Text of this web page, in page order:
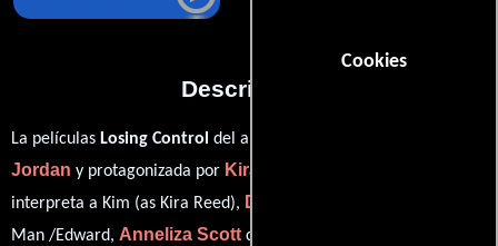
Cookies
Descripción
La películas Losing Control del año 2010, está dirigida por
Jordan y protagonizada por Kira Reed Lorsch
interpreta a Kim (as Kira Reed), Doug Jeffery
Man /Edward, Anneliza Scottcomo Alexa ,